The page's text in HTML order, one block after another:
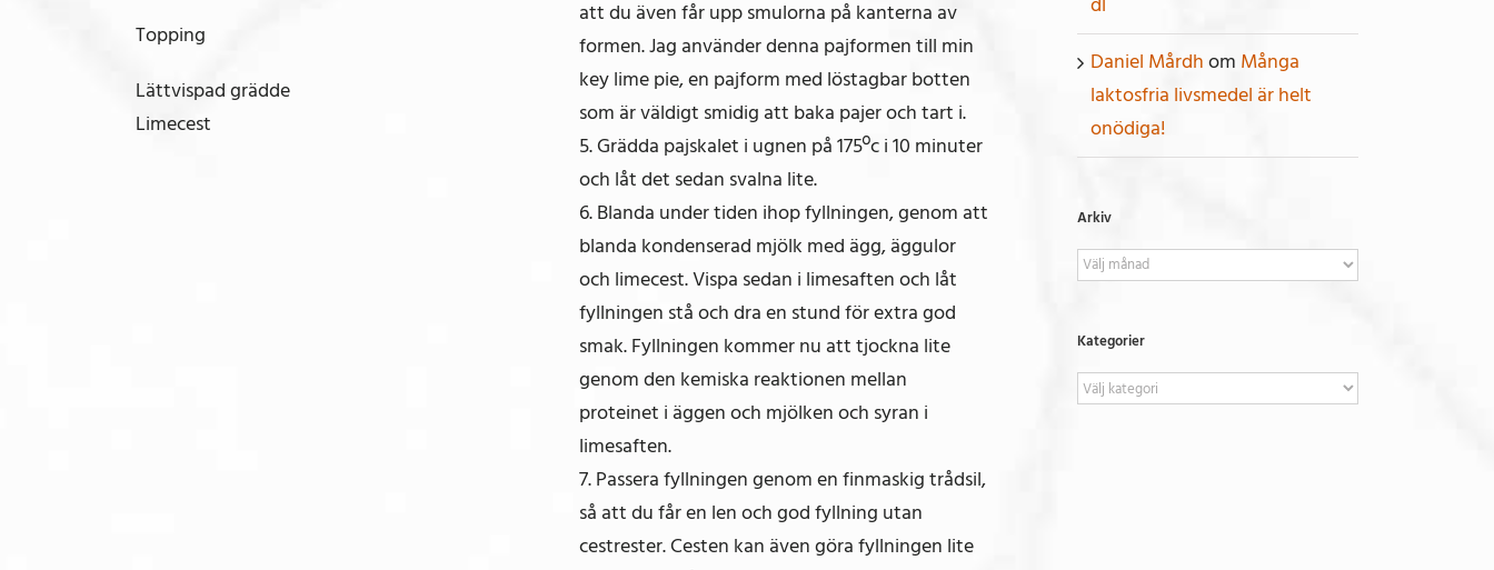
Topping
Lättvispad grädde
Limecest
att du även får upp smulorna på kanterna av
formen. Jag använder denna pajformen till min
key lime pie, en pajform med löstagbar botten
som är väldigt smidig att baka pajer och tart i.
5. Grädda pajskalet i ugnen på 175ºc i 10 minuter
och låt det sedan svalna lite.
6. Blanda under tiden ihop fyllningen, genom att
blanda kondenserad mjölk med ägg, äggulor
och limecest. Vispa sedan i limesaften och låt
fyllningen stå och dra en stund för extra god
smak. Fyllningen kommer nu att tjockna lite
genom den kemiska reaktionen mellan
proteinet i äggen och mjölken och syran i
limesaften.
7. Passera fyllningen genom en finmaskig trådsil,
så att du får en len och god fyllning utan
cestrester. Cesten kan även göra fyllningen lite
Daniel Mårdhom Många
laktosfria livsmedel är helt
onödiga!
Arkiv
Arkiv
Kategorier
Kategorier